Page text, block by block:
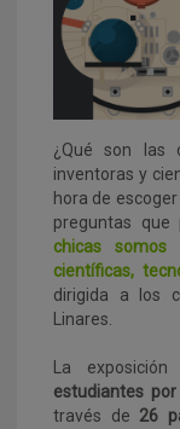
¿Qué son las
inventoras y
hora de
preguntas que
chicas somos
científicas,
dirigida a los
Linares.
La exposición
estudiantes
través de 26